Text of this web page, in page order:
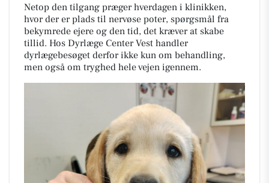
Netop den tilgang præger hverdagen i klinikken,
hvor der er plads til nervøse poter, spørgsmål fra
bekymrede ejere og den tid, det kræver at skabe
tillid. Hos Dyrlæge Center Vest handler
dyrlægebesøget derfor ikke kun om behandling,
men også om tryghed hele vejen igennem.